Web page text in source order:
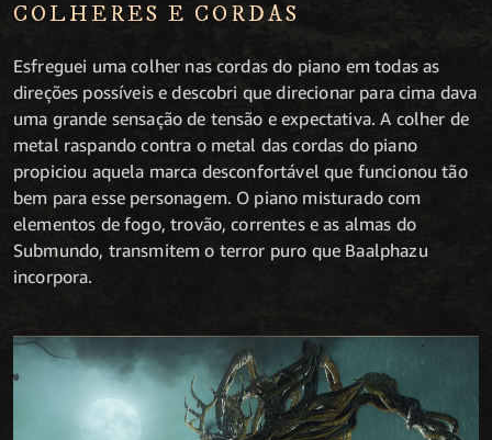
COLHERES E CORDAS
Esfreguei uma colher nas cordas do piano em todas as
direções possíveis e descobri que direcionar para cima dava
uma grande sensação de tensão e expectativa. A colher de
metal raspando contra o metal das cordas do piano
propiciou aquela marca desconfortável que funcionou tão
bem para esse personagem. O piano misturado com
elementos de fogo, trovão, correntes e as almas do
Submundo, transmitem o terror puro que Baalphazu
incorpora.